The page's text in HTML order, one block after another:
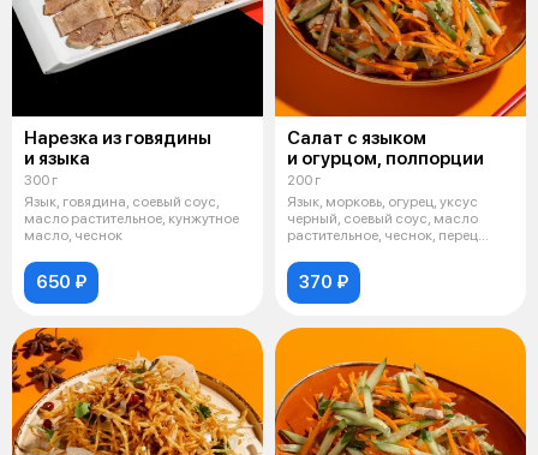
Нарезка из говядины
и языка
300 г
Язык, говядина, соевый соус,
масло растительное, кунжутное
масло, чеснок
650 ₽
Салат с языком
и огурцом, полпорции
200 г
Язык, морковь, огурец, уксус
черный, соевый соус, масло
растительное, чеснок, перец
370 ₽